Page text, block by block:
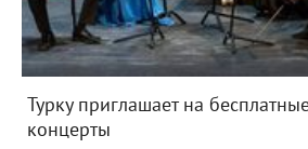
Турку приглашает на
концерты